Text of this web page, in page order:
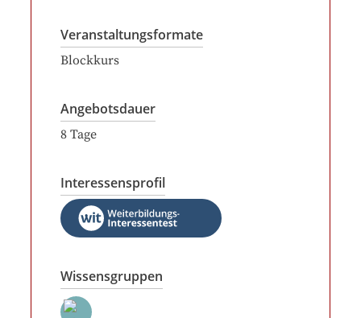
Veranstaltungsformate
Blockkurs
Angebotsdauer
8 Tage
Interessensprofil
Wissensgruppen